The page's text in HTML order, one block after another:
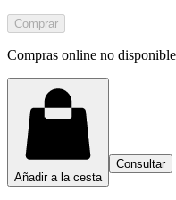
Comprar
Compras online no
Añadir a la cesta
Consultar